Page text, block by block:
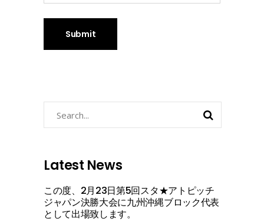
Latest News
この度、2月23日第5回スタ★アトピッチ
ジャパン決勝大会に九州沖縄ブロック代表
として出場致します。